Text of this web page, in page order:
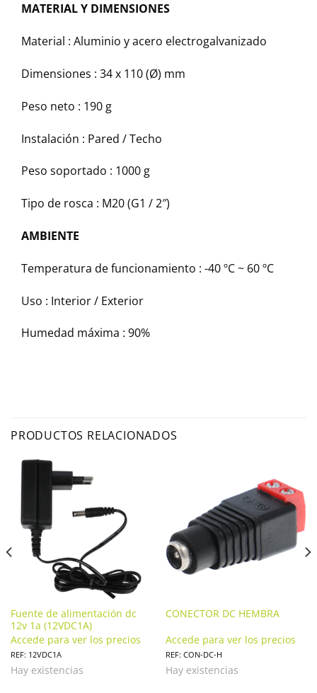
MATERIAL Y DIMENSIONES
Material : Aluminio y acero electrogalvanizado
Dimensiones : 34 x 110 (Ø) mm
Peso neto : 190 g
Instalación : Pared / Techo
Peso soportado : 1000 g
Tipo de rosca : M20 (G1 / 2″)
AMBIENTE
Temperatura de funcionamiento : -40 ºC ~ 60 ºC
Uso : Interior / Exterior
Humedad máxima : 90%
PRODUCTOS RELACIONADOS
Fuente de alimentación dc
12v 1a (12VDC1A)
Accede para ver los precios
REF: 12VDC1A
Hay existencias
CONECTOR DC HEMBRA
Accede para ver los precios
REF: CON-DC-H
Hay existencias